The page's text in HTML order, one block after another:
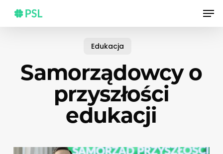
main
Edukacja
Samorządowcy o
przyszłości
edukacji